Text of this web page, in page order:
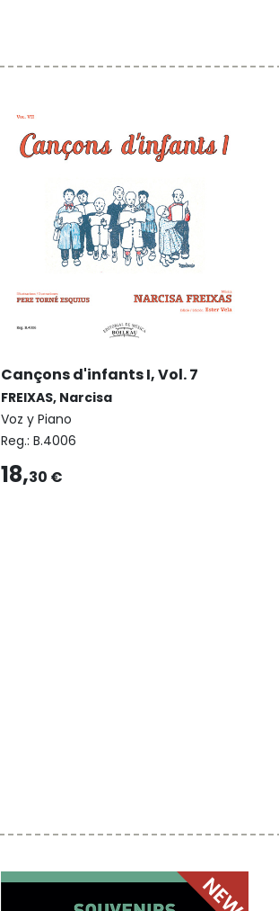
Cançons d'infants I, Vol. 7
FREIXAS, Narcisa
Voz y Piano
Reg.: B.4006
18,30 €